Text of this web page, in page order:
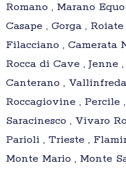
Romano , Marano
Casape , Gorga ,
Filacciano , Camerata
Rocca di Cave , Jenne
Canterano ,
Roccagiovine , Percile
Saracinesco , Vivaro
Parioli , Trieste ,
Monte Mario , Monte